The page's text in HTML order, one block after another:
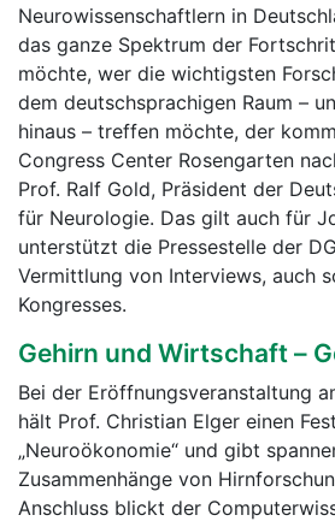
Neurowissenschaftlern in
das ganze Spektrum der
möchte, wer die wichtigsten
dem deutschsprachigen Raum –
hinaus – treffen möchte, der
Congress Center Rosengarten
Prof. Ralf Gold, Präsident der
für Neurologie. Das gilt auch für
unterstützt die Pressestelle der
Vermittlung von Interviews, auch
Kongresses.
Gehirn und Wirtschaft –
Bei der Eröffnungsveranstaltung
hält Prof. Christian Elger einen
„Neuroökonomie“ und gibt
Zusammenhänge von
Anschluss blickt der